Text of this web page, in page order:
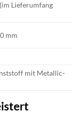
(im Lieferumfang
mm
mit Metallic-